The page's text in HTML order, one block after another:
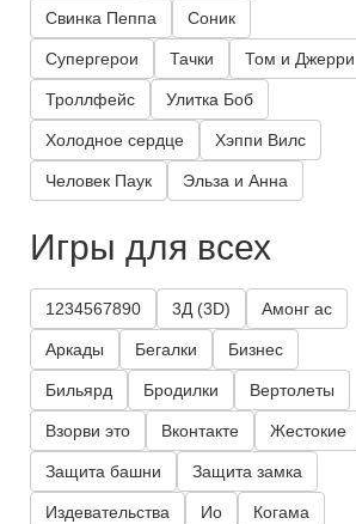
Свинка Пеппа Соник
Супергерои Тачки Том и Джерри
Троллфейс Улитка Боб
Холодное сердце Хэппи Вилс
Человек Паук Эльза и Анна
Игры для всех
1234567890 3Д (3D) Амонг ас
Аркады Бегалки Бизнес
Бильярд Бродилки Вертолеты
Взорви это Вконтакте Жестокие
Защита башни Защита замка
Издевательства Ио Когама